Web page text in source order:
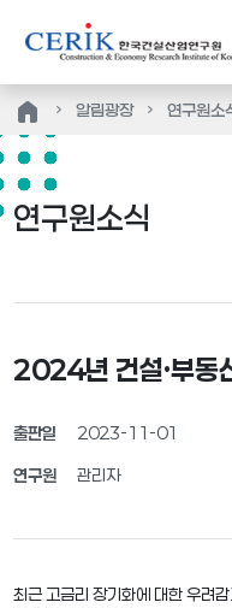
home 알림광장 연구원소
연구원소식
2024년 건설·부동
출판일 2023-11-01
연구원 관리자
최근 고금리 장기화에 대한 우려